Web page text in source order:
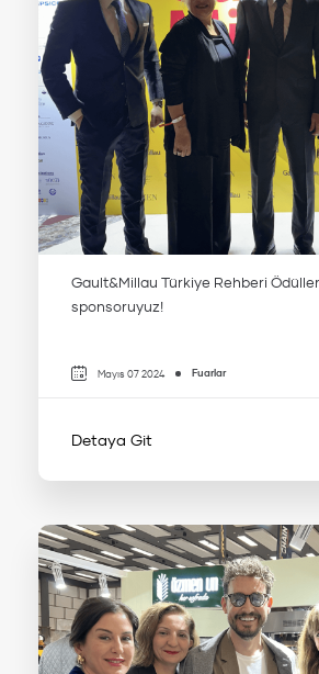
Gault&Millau Türkiye Rehberi
sponsoruyuz!
Mayıs 07 2024 Fuarlar
Detaya Git